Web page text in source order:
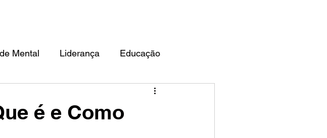
Mental Liderança Educação
é e Como